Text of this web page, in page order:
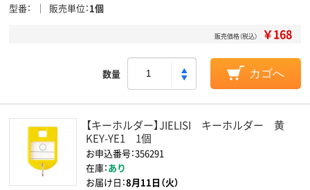
型番 販売単位 1個
販売価格（税込） ￥168
数量 カゴへ
【キーホルダー】JIELISI キーホルダー 黄
KEY-YE1 1個
お申込番号：356291
在庫：あり
お届け日：8月11日（火）